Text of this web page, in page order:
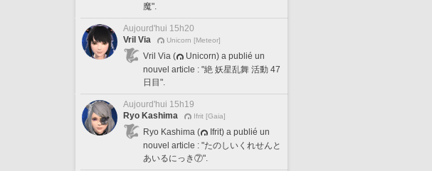
魔".
Aujourd'hui 15h20
Vril Via
Unicorn [Meteor]
Vril Via (
Unicorn) a publié un
nouvel article : "絶 妖星乱舞 活動 47
日目".
Aujourd'hui 15h19
Ryo Kashima
Ifrit [Gaia]
Ryo Kashima (
Ifrit) a publié un
nouvel article : "たのしいくれせんと
あいるにっき⑦".